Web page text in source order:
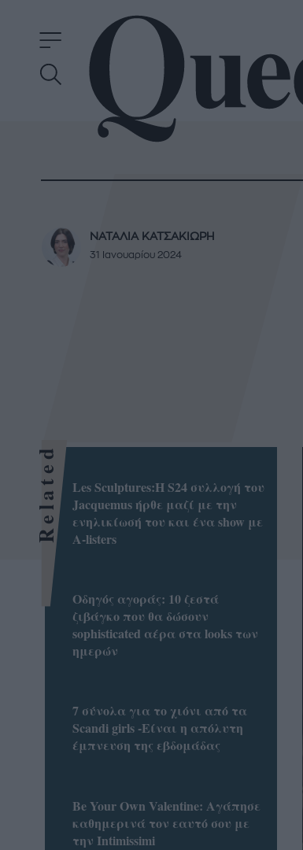
ΝΑΤΑΛΙΑ ΚΑΤΣΑΚΙΩΡΗ
31 Ιανουαρίου 2024
Related
Les Sculptures:Η S24 συλλογή του
Jacquemus ήρθε μαζί με την
ενηλικίωσή του και ένα show με
A-listers
Οδηγός αγοράς: 10 ζεστά
ζιβάγκο που θα δώσουν
sophisticated αέρα στα looks των
ημερών
7 σύνολα για το χιόνι από τα
Scandi girls -Είναι η απόλυτη
έμπνευση της εβδομάδας
Be Your Own Valentine: Αγάπησε
καθημερινά τον εαυτό σου με
την Intimissimi